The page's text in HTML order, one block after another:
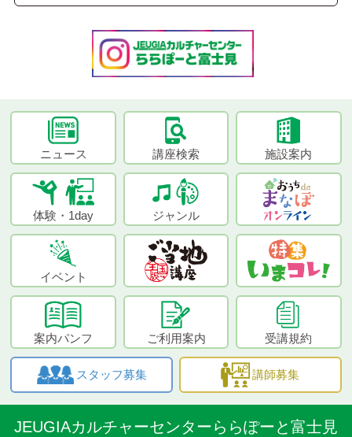
ニュース 講座検索 施設案内
体験・1day ジャンル
イベント
案内パンフ ご利用案内 受講規約
スタッフ募集 講師募集
JEUGIAカルチャーセンターららぽーと富士見